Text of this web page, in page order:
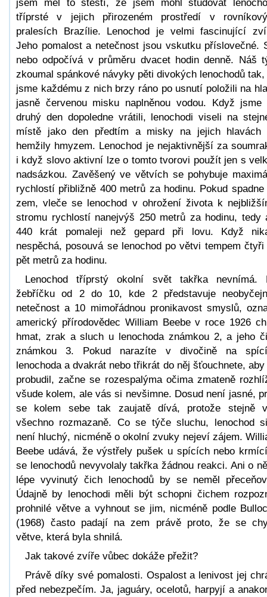
jsem měl to štěstí, že jsem mohl studovat
tříprsté v jejich přirozeném prostředí v
pralesích Brazílie. Lenochod je velmi fascinující
Jeho pomalost a netečnost jsou vskutku příslovečné.
nebo odpočívá v průměru dvacet hodin denně. Náš
zkoumal spánkové návyky pěti divokých lenochodů tak,
jsme každému z nich brzy ráno po usnutí položili na
jasně červenou misku naplněnou vodou. Když jsme
druhý den dopoledne vrátili, lenochodi viseli na
místě jako den předtím a misky na jejich hlavách
hemžily hmyzem. Lenochod je nejaktivnější za
i když slovo aktivní lze o tomto tvorovi použít jen s
nadsázkou. Zavěšený ve větvích se pohybuje
rychlostí přibližně 400 metrů za hodinu. Pokud spadne
zem, vleče se lenochod v ohrožení života k
stromu rychlostí nanejvýš 250 metrů za hodinu, tedy
440 krát pomaleji než gepard při lovu. Když
nespěchá, posouvá se lenochod po větvi tempem čtyři
pět metrů za hodinu.
Lenochod tříprstý okolní svět takřka nevnímá.
žebříčku od 2 do 10, kde 2 představuje
netečnost a 10 mimořádnou pronikavost smyslů,
americký přírodovědec William Beebe v roce 1926
hmat, zrak a sluch u lenochoda známkou 2, a jeho
známkou 3. Pokud narazíte v divočině na
lenochoda a dvakrát nebo třikrát do něj šťouchnete, aby
probudil, začne se rozespalýma očima zmateně
všude kolem, ale vás si nevšimne. Dosud není jasné,
se kolem sebe tak zaujatě dívá, protože stejně
všechno rozmazaně. Co se týče sluchu, lenochod
není hluchý, nicméně o okolní zvuky nejeví zájem.
Beebe udává, že výstřely pušek u spících nebo
se lenochodů nevyvolaly takřka žádnou reakci. Ani o
lépe vyvinutý čich lenochodů by se neměl
Údajně by lenochodi měli být schopni čichem
prohnilé větve a vyhnout se jim, nicméně podle
(1968) často padají na zem právě proto, že se
větve, která byla shnilá.
Jak takové zvíře vůbec dokáže přežit?
Právě díky své pomalosti. Ospalost a lenivost jej
před nebezpečím. Ja, jaguáry, ocelotů, harpyjí a